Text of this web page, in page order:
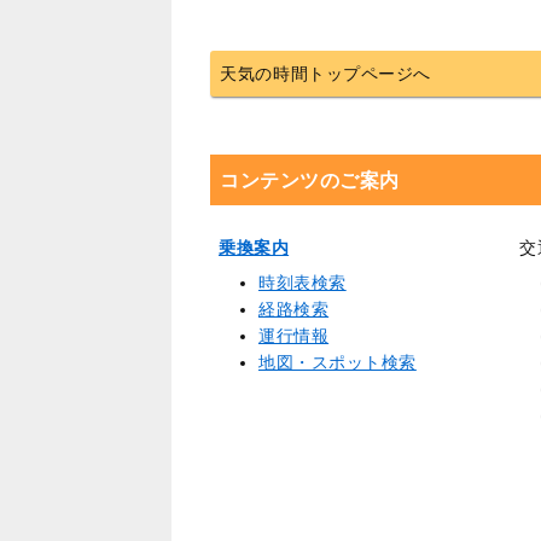
天気の時間トップページへ
コンテンツのご案内
乗換案内
時刻表検索
経路検索
運行情報
地図・スポット検索
交